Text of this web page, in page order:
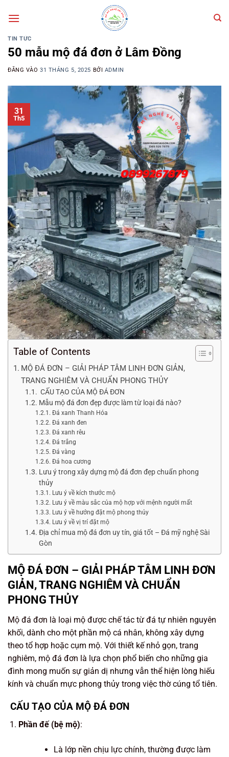
qua
TIN TỨC
50 mẫu mộ đá đơn ở Lâm Đồng
ĐĂNG VÀO31 THÁNG 5, 2025 BỞI ADMIN
31
Th5
Table of Contents
MỘ ĐÁ ĐƠN – GIẢI PHÁP TÂM LINH ĐƠN GIẢN,
TRANG NGHIÊM VÀ CHUẨN PHONG THỦY
CẤU TẠO CỦA MỘ ĐÁ ĐƠN
Mẫu mộ đá đơn đẹp được làm từ loại đá nào?
Đá xanh Thanh Hóa
Đá xanh đen
Đá xanh rêu
Đá trắng
Đá vàng
Đá hoa cương
Lưu ý trong xây dựng mộ đá đơn đẹp chuẩn phong
thủy
Lưu ý về kích thước mộ
Lưu ý về màu sắc của mộ hợp với mệnh người mất
Lưu ý về hướng đặt mộ phong thủy
Lưu ý về vị trí đặt mộ
Địa chỉ mua mộ đá đơn uy tín, giá tốt – Đá mỹ nghệ Sài
Gòn
MỘ ĐÁ ĐƠN – GIẢI PHÁP TÂM LINH ĐƠN
GIẢN, TRANG NGHIÊM VÀ CHUẨN
PHONG THỦY
Mộ đá đơn là loại mộ được chế tác từ đá tự nhiên nguyên
khối, dành cho một phần mộ cá nhân, không xây dựng
theo tổ hợp hoặc cụm mộ. Với thiết kế nhỏ gọn, trang
nghiêm, mộ đá đơn là lựa chọn phổ biến cho những gia
đình mong muốn sự giản dị nhưng vẫn thể hiện lòng hiếu
kính và chuẩn mực phong thủy trong việc thờ cúng tổ tiên.
CẤU TẠO CỦA MỘ ĐÁ ĐƠN
Phần đế (bệ mộ):
Là lớp nền chịu lực chính, thường được làm